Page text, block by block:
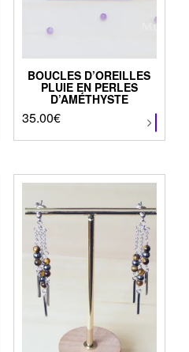
BOUCLES D’OREILLES
PLUIE EN PERLES
D’AMÉTHYSTE
35.00€
variations.
options
peuvent
être
choisies
sur
page
produit